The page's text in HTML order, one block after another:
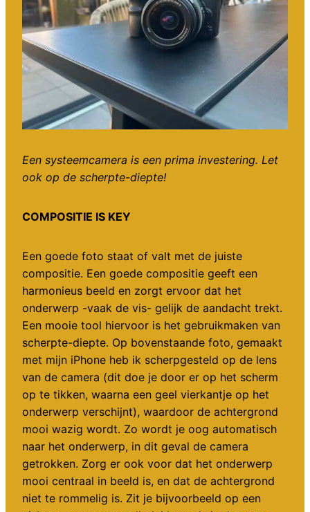
Een systeemcamera is een prima investering. Let
ook op de scherpte-diepte!
COMPOSITIE IS KEY
Een goede foto staat of valt met de juiste
compositie. Een goede compositie geeft een
harmonieus beeld en zorgt ervoor dat het
onderwerp -vaak de vis- gelijk de aandacht trekt.
Een mooie tool hiervoor is het gebruikmaken van
scherpte-diepte. Op bovenstaande foto, gemaakt
met mijn iPhone heb ik scherpgesteld op de lens
van de camera (dit doe je door er op het scherm
op te tikken, waarna een geel vierkantje op het
onderwerp verschijnt), waardoor de achtergrond
mooi wazig wordt. Zo wordt je oog automatisch
naar het onderwerp, in dit geval de camera
getrokken. Zorg er ook voor dat het onderwerp
mooi centraal in beeld is, en dat de achtergrond
niet te rommelig is. Zit je bijvoorbeeld op een